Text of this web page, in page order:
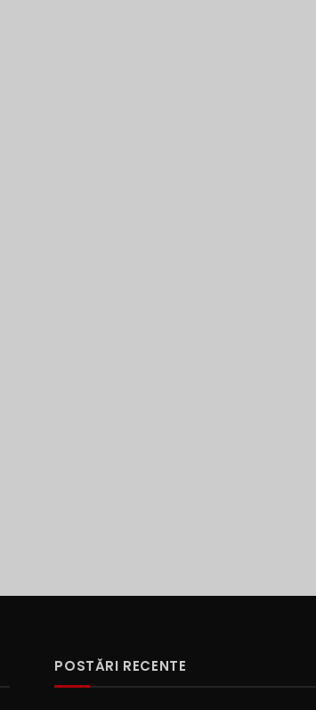
POSTĂRI RECENTE